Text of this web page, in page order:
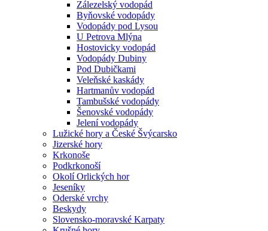
Zálezelský vodopád
Byňovské vodopády
Vodopády pod Lysou
U Petrova Mlýna
Hostovicky vodopád
Vodopády Dubiny
Pod Dubičkami
Veleňské kaskády
Hartmanův vodopád
Tambušské vodopády
Šenovské vodopády
Jelení vodopády
Lužické hory a České Švýcarsko
Jizerské hory
Krkonoše
Podkrkonoší
Okolí Orlických hor
Jeseníky
Oderské vrchy
Beskydy
Slovensko-moravské Karpaty